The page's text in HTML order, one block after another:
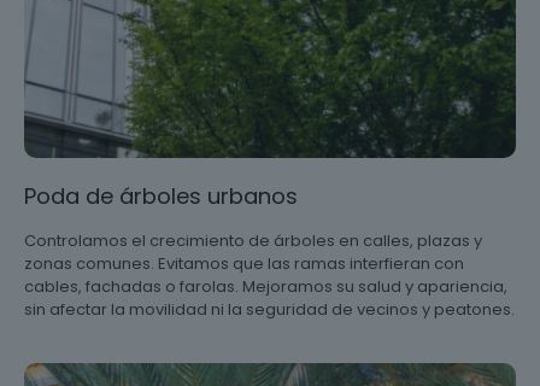
Poda de árboles urbanos
Controlamos el crecimiento de árboles en calles, plazas y
zonas comunes. Evitamos que las ramas interfieran con
cables, fachadas o farolas. Mejoramos su salud y apariencia,
sin afectar la movilidad ni la seguridad de vecinos y peatones.